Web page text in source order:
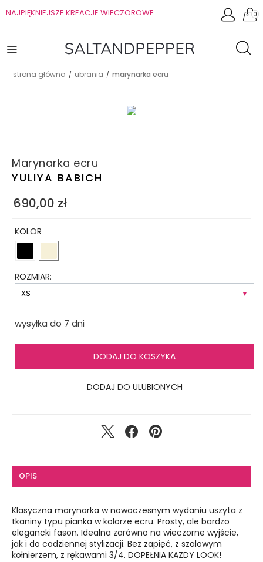
NAJPIĘKNIEJSZE KREACJE WIECZOROWE 0
strona główna / ubrania / marynarka ecru
Marynarka ecru
YULIYA BABICH
690,00 zł
KOLOR
ROZMIAR:
wysyłka do 7 dni
DODAJ DO KOSZYKA
DODAJ DO ULUBIONYCH
OPIS
Klasyczna marynarka w nowoczesnym wydaniu uszyta z
tkaniny typu pianka w kolorze ecru. Prosty, ale bardzo
elegancki fason. Idealna zarówno na wieczorne wyjście,
jak i do codziennej stylizacji. Bez zapięć, z szalowym
kołnierzem, z rękawami 3/4. DOPEŁNIA KAŻDY LOOK!